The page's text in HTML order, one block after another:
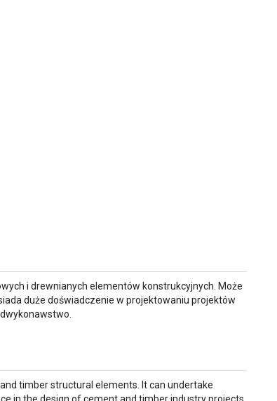
i drewnianych elementów konstrukcyjnych. Może
duże doświadczenie w projektowaniu projektów
timber structural elements. It can undertake